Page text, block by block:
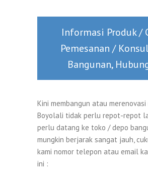
Informasi Produk /
Pemesanan /
Bangunan,
Kini membangun atau merenovasi
Boyolali tidak perlu repot-repot
perlu datang ke toko / depo
mungkin berjarak sangat jauh,
kami nomor telepon atau email
ini :